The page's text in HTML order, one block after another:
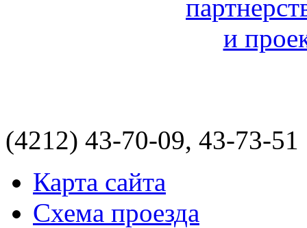
(4212) 43-70-09, 43-73-51
Карта сайта
Схема проезда